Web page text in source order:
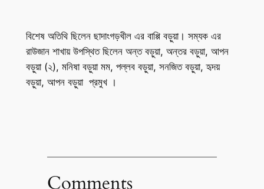
বিশেষ অতিথি ছিলেন ছাদাংগড়খীল এর বাপ্পি বড়ুয়া। সম্যক এর
রাউজান শাখায় উপস্থিত ছিলেন অন্ত বড়ুয়া, অন্তর বড়ুয়া, আপন
বড়ুয়া (২), মনিষা বড়ুয়া মম, পল্লব বড়ুয়া, সনজিত বড়ুয়া, হৃদয়
বড়ুয়া, আপন বড়ুয়া প্রমুখ ।
Comments